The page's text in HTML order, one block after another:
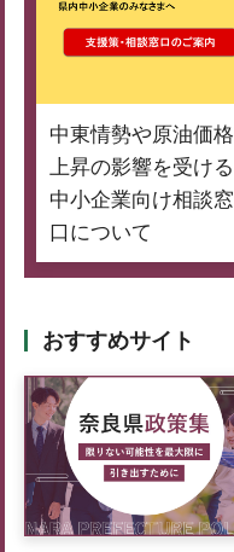
中東情勢や原油価格
上昇の影響を受ける
中小企業向け相談窓
口について
おすすめサイト